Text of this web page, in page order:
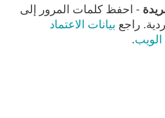
- احفظ كلمات المرور إلى
راجع بيانات الاعتماد
.